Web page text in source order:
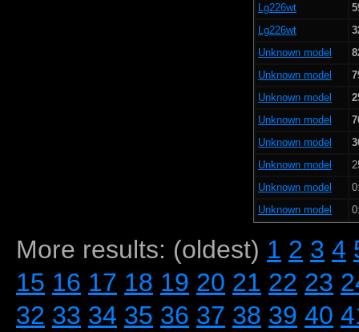
Lg226wt
Lg226wt
Unknown model
Unknown model
Unknown model
Unknown model
Unknown model
Unknown model
Unknown model
Unknown model
More results: (oldest) 1 2 3 4
15 16 17 18 19 20 21 22 23
32 33 34 35 36 37 38 39 40